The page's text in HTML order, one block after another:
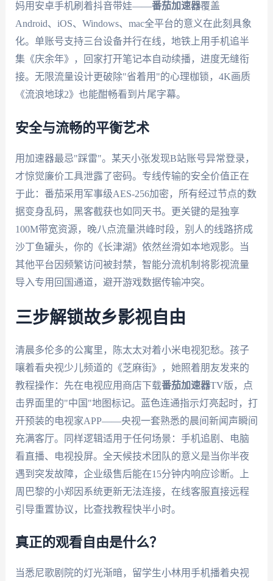
妈用安卓手机刷着抖音带娃——番茄加速器覆盖
Android、iOS、Windows、mac全平台的意义在此刻具象
化。单账号支持三台设备并行在线，地铁上用手机追半
集《庆余年》，回家打开笔记本自动续播，进度无缝衔
接。无限流量设计更破除"省着用"的心理枷锁，4K画质
《流浪地球2》也能酣畅看到片尾字幕。
安全与流畅的平衡艺术
用加速器最忌"踩雷"。某天小张发现B站账号异常登录，
才惊觉廉价工具泄露了密码。专线传输的安全价值正在
于此：番茄采用军事级AES-256加密，所有经过节点的数
据变身乱码，黑客截获也如同天书。更关键的是独享
100M带宽资源，晚八点流量洪峰时段，别人的线路挤成
沙丁鱼罐头，你的《长津湖》依然丝滑如本地观影。当
其他平台因频繁访问被封禁，智能分流机制将影视流量
导入专用回国通道，避开游戏数据传输冲突。
三步解锁故乡影视自由
清晨多伦多的公寓里，陈太太对着小米电视犯愁。孩子
嚷着看央视少儿频道的《芝麻街》，她照着朋友发来的
教程操作：先在电视应用商店下载番茄加速器TV版，点
击界面里的"中国"地图标记。蓝色连通指示灯亮起时，打
开预装的电视家APP——央视一套熟悉的晨间新闻声瞬间
充满客厅。同样逻辑适用于任何场景：手机追剧、电脑
看直播、电视投屏。全天候技术团队的意义是当你半夜
遇到突发故障，企业级售后能在15分钟内响应诊断。上
周巴黎的小郑因系统更新无法连接，在线客服直接远程
引导重置协议，比查找教程快半小时。
真正的观看自由是什么？
当悉尼歌剧院的灯光渐暗，留学生小林用手机播着央视